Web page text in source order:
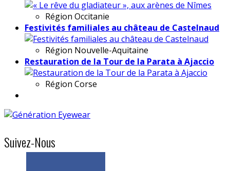
Région Occitanie
Festivités familiales au château de Castelnaud
Région Nouvelle-Aquitaine
Restauration de la Tour de la Parata à Ajaccio
Région Corse
Suivez-Nous